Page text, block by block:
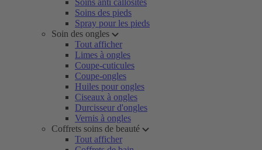
Soins anti callosités
Soins des pieds
Spray pour les pieds
Soin des ongles
Tout afficher
Limes à ongles
Coupe-cuticules
Coupe-ongles
Huiles pour ongles
Ciseaux à ongles
Durcisseur d'ongles
Vernis à ongles
Coffrets soins de beauté
Tout afficher